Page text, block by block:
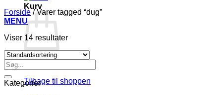
Kurv
Tilbage til shoppen
Forside /Varer tagged “dug”
MENU
Viser 14 resultater
Søg
efter:
Kategorier